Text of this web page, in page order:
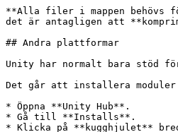
**Alla filer i mappen behövs
det är antagligen att
## Andra plattformar
Unity har normalt bara stöd
Det går att installera
* Öppna **Unity Hub**.
* Gå till **Installs**.
* Klicka på **kugghjulet**